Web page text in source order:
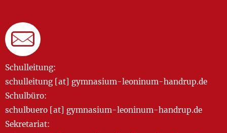
Schulleitung:
schulleitung [at] gymnasium-leoninum-handrup.de
Schulbüro:
schulbuero [at] gymnasium-leoninum-handrup.de
Sekretariat: